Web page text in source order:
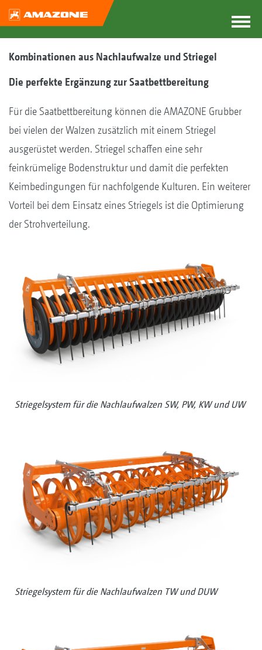
Kombinationen aus Nachlaufwalze und Striegel
Die perfekte Ergänzung zur Saatbettbereitung
Für die Saatbettbereitung können die AMAZONE Grubber
bei vielen der Walzen zusätzlich mit einem Striegel
ausgerüstet werden. Striegel schaffen eine sehr
feinkrümelige Bodenstruktur und damit die perfekten
Keimbedingungen für nachfolgende Kulturen. Ein weiterer
Vorteil bei dem Einsatz eines Striegels ist die Optimierung
der Strohverteilung.
Striegelsystem für die Nachlaufwalzen SW, PW, KW und UW
Striegelsystem für die Nachlaufwalzen TW und DUW